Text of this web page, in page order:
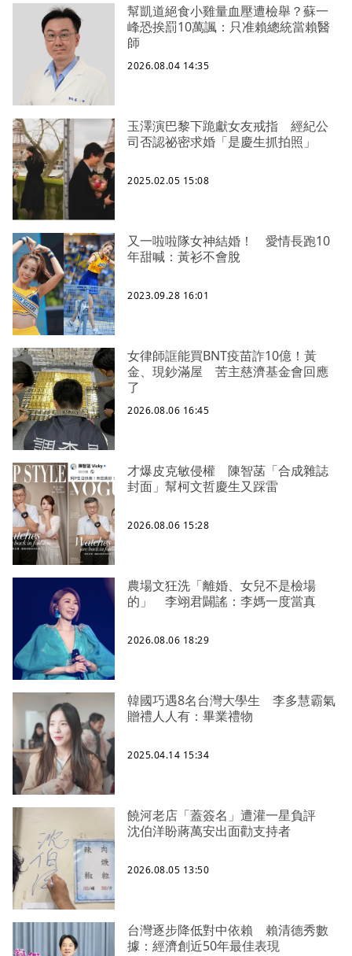
幫凱道絕食小雞量血壓遭檢舉？蘇一
峰恐挨罰10萬諷：只准賴總統當賴醫
師
2026.08.04 14:35
玉澤演巴黎下跪獻女友戒指 經紀公
司否認祕密求婚「是慶生抓拍照」
2025.02.05 15:08
又一啦啦隊女神結婚！ 愛情長跑10
年甜喊：黃衫不會脫
2023.09.28 16:01
女律師誆能買BNT疫苗詐10億！黃
金、現鈔滿屋 苦主慈濟基金會回應
了
2026.08.06 16:45
才爆皮克敏侵權 陳智菡「合成雜誌
封面」幫柯文哲慶生又踩雷
2026.08.06 15:28
農場文狂洗「離婚、女兒不是檢場
的」 李翊君闢謠：李媽一度當真
2026.08.06 18:29
韓國巧遇8名台灣大學生 李多慧霸氣
贈禮人人有：畢業禮物
2025.04.14 15:34
饒河老店「蓋簽名」遭灌一星負評
沈伯洋盼蔣萬安出面勸支持者
2026.08.05 13:50
台灣逐步降低對中依賴 賴清德秀數
據：經濟創近50年最佳表現